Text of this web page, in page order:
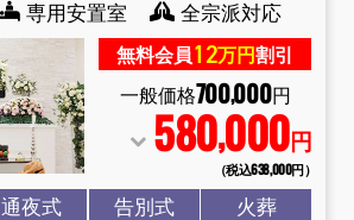
専用安置室 全宗派対応
無料会員12万円割引
一般価格700,000円
580,000円
（税込638,000円）
通夜式 告別式 火葬